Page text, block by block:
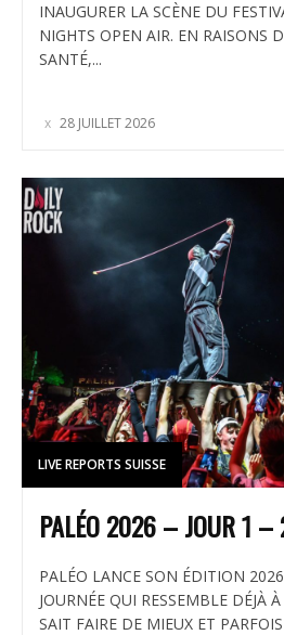
INAUGURER LA SCÈNE DU
NIGHTS OPEN AIR. EN RAISONS
SANTÉ,...
28 JUILLET 2026
LIVE REPORTS SUISSE
PALÉO 2026 – JOUR 1 –
PALÉO LANCE SON ÉDITION
JOURNÉE QUI RESSEMBLE DÉJÀ
SAIT FAIRE DE MIEUX ET